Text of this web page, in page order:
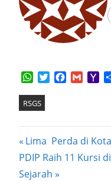
WhatsApp
TwitterFacebook
Gmail
RSGS
Post
navigation
Previous
Post:
Lima Perda di
Next
Post:
PDIP Raih 11 Kursi
Sejarah